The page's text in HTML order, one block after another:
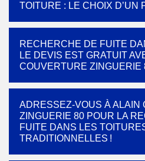
TOITURE : LE CHOIX D’UN
RECHERCHE DE FUITE
LE DEVIS EST GRATUIT
COUVERTURE ZINGUERIE
ADRESSEZ-VOUS À ALAIN
ZINGUERIE 80 POUR LA
FUITE DANS LES
TRADITIONNELLES !